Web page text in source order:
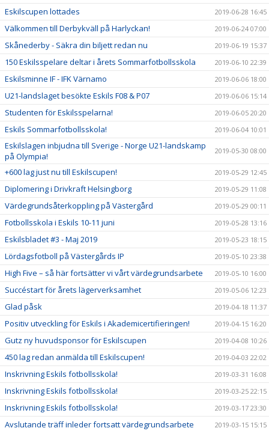
Eskilscupen lottades 2019-06-28 16:45
Välkommen till Derbykväll på Harlyckan! 2019-06-24 07:00
Skånederby - Säkra din biljett redan nu 2019-06-19 15:37
150 Eskilsspelare deltar i årets Sommarfotbollsskola 2019-06-10 22:39
Eskilsminne IF - IFK Värnamo 2019-06-06 18:00
U21-landslaget besökte Eskils F08 & P07 2019-06-06 15:14
Studenten för Eskilsspelarna! 2019-06-05 20:20
Eskils Sommarfotbollsskola! 2019-06-04 10:01
Eskilslagen inbjudna till Sverige - Norge U21-landskamp
på Olympia!
2019-05-30 08:00
+600 lag just nu till Eskilscupen! 2019-05-29 12:45
Diplomering i Drivkraft Helsingborg 2019-05-29 11:08
Värdegrundsåterkoppling på Västergård 2019-05-29 00:11
Fotbollsskola i Eskils 10-11 juni 2019-05-28 13:16
Eskilsbladet #3 - Maj 2019 2019-05-23 18:15
Lördagsfotboll på Västergårds IP 2019-05-10 23:38
High Five – så här fortsätter vi vårt värdegrundsarbete 2019-05-10 16:00
Succéstart för årets lägerverksamhet 2019-05-06 12:23
Glad påsk 2019-04-18 11:37
Positiv utveckling för Eskils i Akademicertifieringen! 2019-04-15 16:20
Gutz ny huvudsponsor för Eskilscupen 2019-04-08 10:26
450 lag redan anmälda till Eskilscupen! 2019-04-03 22:02
Inskrivning Eskils fotbollsskola! 2019-03-31 16:08
Inskrivning Eskils fotbollsskola! 2019-03-25 22:15
Inskrivning Eskils fotbollsskola! 2019-03-17 23:30
Avslutande träff inleder fortsatt värdegrundsarbete 2019-03-15 15:15